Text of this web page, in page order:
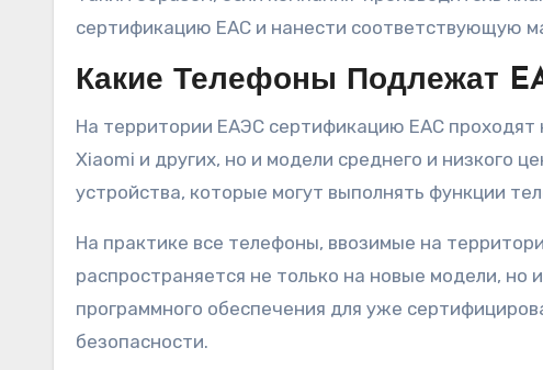
сертификацию EAC и нанести соответствующую
Какие Телефоны Подлежат
На территории ЕАЭС сертификацию EAC
Xiaomi и других, но и модели среднего и низкого
устройства, которые могут выполнять функции
На практике все телефоны, ввозимые на
распространяется не только на новые модели,
программного обеспечения для уже
безопасности.